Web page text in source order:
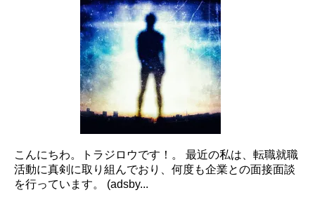
こんにちわ。トラジロウです！。 最近の私は、転職就職
活動に真剣に取り組んでおり、何度も企業との面接面談
を行っています。 (adsby...